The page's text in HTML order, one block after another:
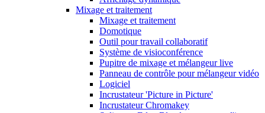
Mixage et traitement
Mixage et traitement
Domotique
Outil pour travail collaboratif
Système de visioconférence
Pupitre de mixage et mélangeur live
Panneau de contrôle pour mélangeur vidéo
Logiciel
Incrustateur 'Picture in Picture'
Incrustateur Chromakey